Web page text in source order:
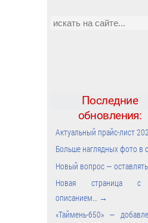
Последние
обновления:
Актуальный прайс-лист
Больше наглядных фото в
Новый вопрос — оставлять
Новая страница с
описанием… →
«Таймень-650» —